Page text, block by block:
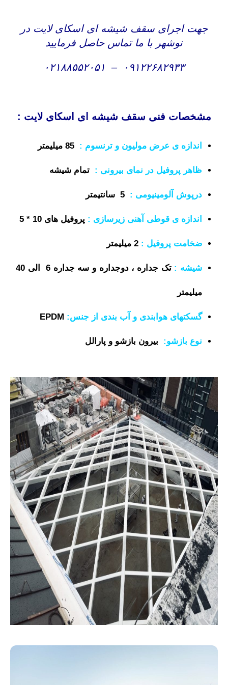
جهت اجرای سقف شیشه ای اسکای لایت در
نوشهر با ما تماس حاصل فرمایید
۰۹۱۲۲۶۸۲۹۳۳ – ۰۲۱۸۸۵۵۲۰۵۱
مشخصات فنی سقف شیشه ای اسکای لایت :
اندازه ی عرض مولیون و ترنسوم :
ظاهر پروفیل در نمای بیرونی : تمام شیشه
درپوش آلومینیومی :
اندازه ی قوطی آهنی زیرسازی : پروفیل های 10 * 5
ضخامت پروفیل : 2 میلیمتر
شیشه : تک جداره ، دوجداره و سه جداره 6 الی 40
میلیمتر
گسکتهای هوابندی و آب بندی از جنس: EPDM
نوع بازشو: بیرون بازشو و پارالل